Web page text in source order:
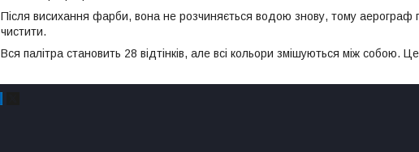
Після висихання фарби, вона не розчиняється водою знову, тому аерограф
чистити.
Вся палітра становить 28 відтінків, але всі кольори змішуються між собою.